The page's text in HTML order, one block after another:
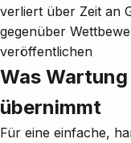
verliert über Zeit an
gegenüber
veröffentlichen
Was
übernimmt
Für eine einfache,